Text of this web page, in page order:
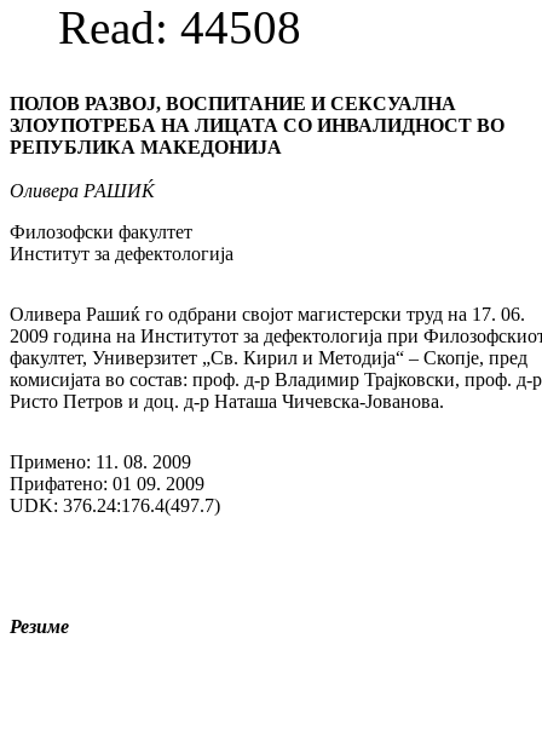
Read: 44508
ПОЛОВ РАЗВОЈ, ВОСПИТАНИЕ И СЕКСУАЛНА
ЗЛОУПОТРЕБА НА ЛИЦАТА СО ИНВАЛИДНОСТ ВО
РЕПУБЛИКА МАКЕДОНИЈА
Оливера РАШИЌ
Филозофски факултет
Институт за дефектологија
Оливера Рашиќ го одбрани својот магистерски труд на 17. 06.
2009 година на Институтот за дефектологија при
факултет, Универзитет „Св. Кирил и Методија“ – Скопје, пред
комисијата во состав: проф. д-р Владимир Трајковски, проф. д-р
Ристо Петров и доц. д-р Наташа Чичевска-Јованова.
Примено: 11. 08. 2009
Прифатено: 01 09. 2009
UDK: 376.24:176.4(497.7)
Резиме